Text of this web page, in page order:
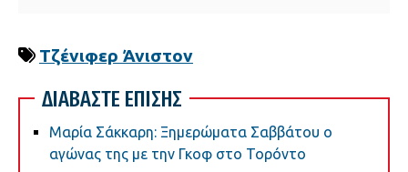
Τζένιφερ Άνιστον
ΔΙΑΒΑΣΤΕ ΕΠΙΣΗΣ
Μαρία Σάκκαρη: Ξημερώματα Σαββάτου ο
αγώνας της με την Γκοφ στο Τορόντο